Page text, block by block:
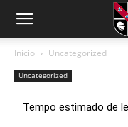
Início Uncategorized
Uncategorized